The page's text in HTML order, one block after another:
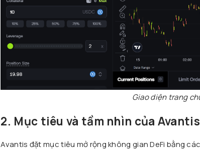
Giao diện trang
2. Mục tiêu và tầm nhìn của Avantis
Avantis đặt mục tiêu mở rộng không gian DeFi bằng